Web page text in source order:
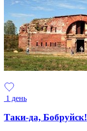
1 день
Таки-да, Бобруйск!